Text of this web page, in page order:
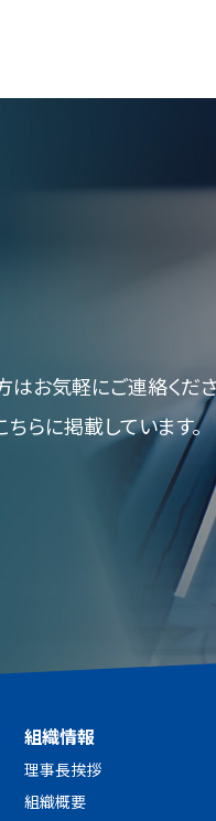
お気軽にご連絡くださ
ちらに掲載しています。
組織情報
理事長挨拶
組織概要